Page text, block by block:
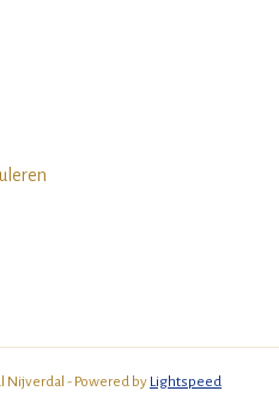
- Powered by Lightspeed